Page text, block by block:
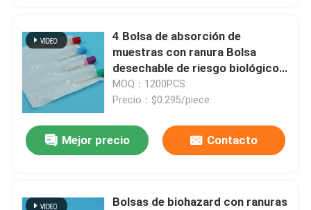
4 Bolsa de absorción de
muestras con ranura Bolsa
desechable de riesgo biológico
para almacenamiento y
transporte de sangre/tubos de
MOQ：1200PCS
Precio：$0.295/piece
Mejor precio Contacto
Bolsas de biohazard con ranuras